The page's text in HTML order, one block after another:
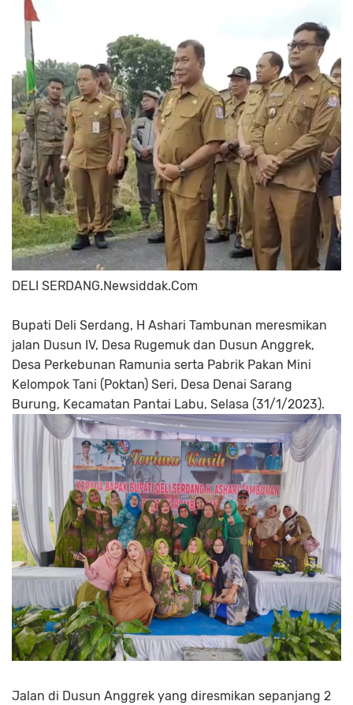
DELI SERDANG.Newsiddak.Com
Bupati Deli Serdang, H Ashari Tambunan meresmikan
jalan Dusun IV, Desa Rugemuk dan Dusun Anggrek,
Desa Perkebunan Ramunia serta Pabrik Pakan Mini
Kelompok Tani (Poktan) Seri, Desa Denai Sarang
Burung, Kecamatan Pantai Labu, Selasa (31/1/2023).
Jalan di Dusun Anggrek yang diresmikan sepanjang 2